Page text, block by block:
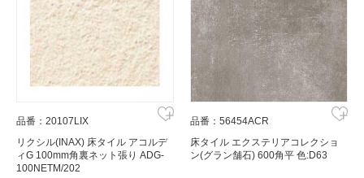
品番：20107LIX
リクシル(INAX) 床タイル アコルデ
ィG 100mm角裏ネット張り ADG-
100NETM/202
品番：56454ACR
床タイル エクステリアコレクショ
ン(グラン舗石) 600角平 色:D63